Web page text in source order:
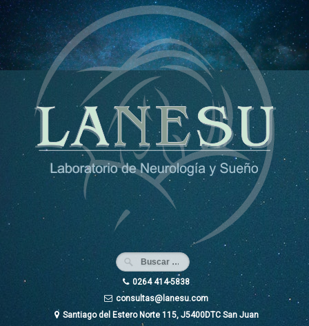
Ir
al
contenido
0264 414-5838
consultas@lanesu.com
Santiago del Estero Norte 115, J5400DTC San Juan